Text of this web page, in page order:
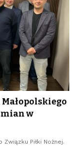
w
Piłki Nożnej.